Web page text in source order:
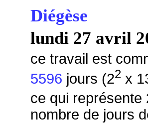
Diégèse
lundi 27 avril
ce travail est
5596 jours (22x
ce qui représente
nombre de jours